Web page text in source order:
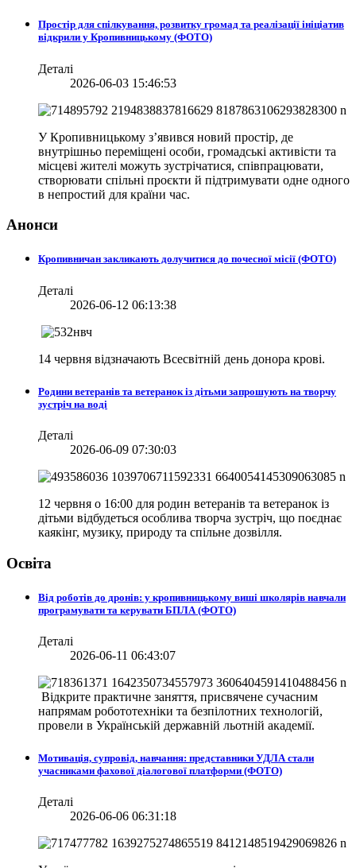
Простір для спілкування, розвитку громад та реалізації ініціатив
відкрили у Кропивницькому (ФОТО)
Деталі
2026-06-03 15:46:53
У Кропивницькому з’явився новий простір, де
внутрішньо переміщені особи, громадські активісти та
місцеві жителі можуть зустрічатися, співпрацювати,
створювати спільні проєкти й підтримувати одне одного
в непростий для країни час.
Анонси
Кропивничан закликають долучитися до почесної місії (ФОТО)
Деталі
2026-06-12 06:13:38
14 червня відзначають Всесвітній день донора крові.
Родини ветеранів та ветеранок із дітьми запрошують на творчу
зустріч на воді
Деталі
2026-06-09 07:30:03
12 червня о 16:00 для родин ветеранів та ветеранок із
дітьми відбудеться особлива творча зустріч, що поєднає
каякінг, музику, природу та спільне дозвілля.
Освіта
Від роботів до дронів: у кропивницькому виші школярів навчали
програмувати та керувати БПЛА (ФОТО)
Деталі
2026-06-11 06:43:07
Відкрите практичне заняття, присвячене сучасним
напрямам робототехніки та безпілотних технологій,
провели в Українській державній льотній академії.
Мотивація, супровід, навчання: представники УДЛА стали
учасниками фахової діалогової платформи (ФОТО)
Деталі
2026-06-06 06:31:18